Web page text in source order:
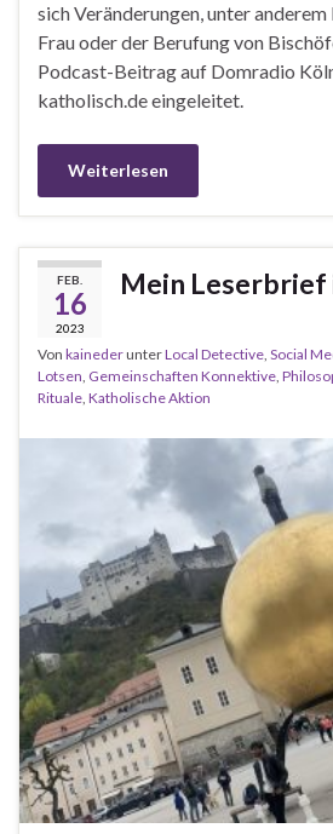
sich Veränderungen, unter
Frau oder der Berufung von
Podcast-Beitrag auf Domradio
katholisch.de eingeleitet.
Weiterlesen
FEB.
16
2023
Mein Leserbrief
Von kainederunterLocal Detective, Social
Lotsen, Gemeinschaften Konnektive,
Rituale, Katholische Aktion